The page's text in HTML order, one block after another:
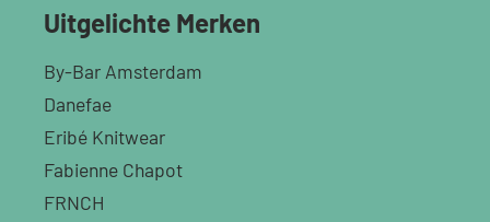
Uitgelichte Merken
By-Bar Amsterdam
Danefae
Eribé Knitwear
Fabienne Chapot
FRNCH